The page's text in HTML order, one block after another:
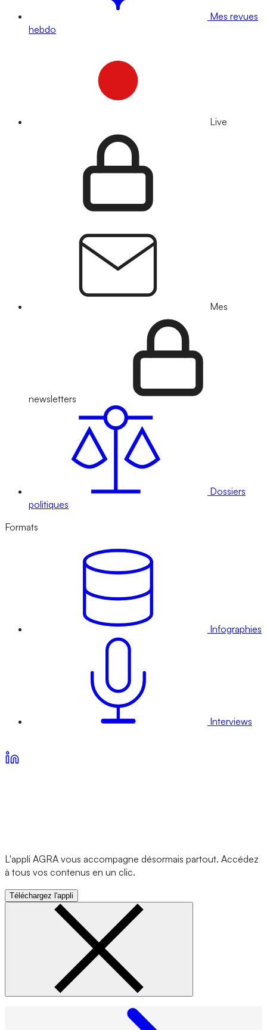
Mes revues
hebdo
Live
Mes
newsletters
Dossiers
politiques
Formats
Infographies
Interviews
L'appli AGRA vous accompagne désormais partout. Accédez
à tous vos contenus en un clic.
Téléchargez l'appli